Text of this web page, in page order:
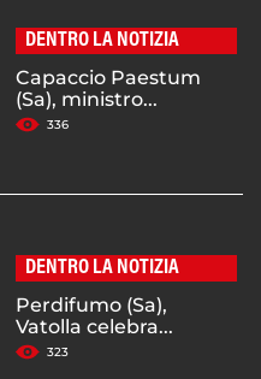
DENTRO LA NOTIZIA
Capaccio Paestum
(Sa), ministro...
336
DENTRO LA NOTIZIA
Perdifumo (Sa),
Vatolla celebra...
323